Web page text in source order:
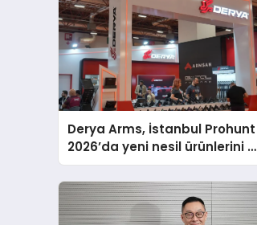
Derya Arms, İstanbul Prohunt
2026’da yeni nesil ürünlerini ve
global marka vizyonunu
sergiledi